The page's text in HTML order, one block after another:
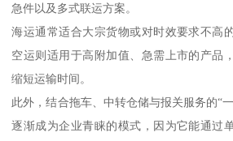
急件以及多式联运方案。
海运通常适合大宗货物或对时效要求不高
空运则适用于高附加值、急需上市的产品
缩短运输时间。
此外，结合拖车、中转仓储与报关服务的“
逐渐成为企业青睐的模式，因为它能通过